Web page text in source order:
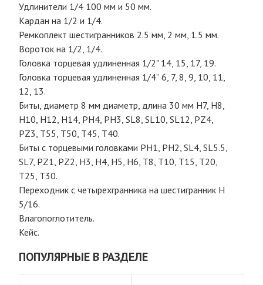
Удлинители 1/4 100 мм и 50 мм.
Кардан на 1/2 и 1/4.
Ремкоплект шестигранников 2.5 мм, 2 мм, 1.5 мм.
Вороток на 1/2, 1/4.
Головка торцевая удлиненная 1/2" 14, 15, 17, 19.
Головка торцевая удлиненная 1/4” 6, 7, 8, 9, 10, 11,
12, 13.
Биты, диаметр 8 мм диаметр, длина 30 мм Н7, Н8,
Н10, Н12, Н14, PH4, PH3, SL8, SL10, SL12, PZ4,
PZ3, T55, T50, T45, T40.
Биты с торцевыми головками PH1, PH2, SL4, SL5.5,
SL7, PZ1, PZ2, H3, H4, H5, H6, T8, T10, T15, T20,
T25, T30.
Переходник с четырехгранника на шестигранник Н
5/16.
Влагопоглотитель.
Кейс.
ПОПУЛЯРНЫЕ В РАЗДЕЛЕ